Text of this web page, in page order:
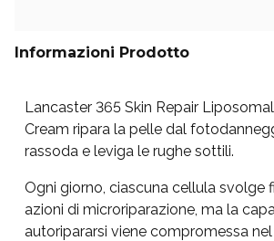
Informazioni Prodotto
Lancaster 365 Skin Repair
Cream ripara la pelle dal
rassoda e leviga le rughe sottili.
Ogni giorno, ciascuna cellula svolge
azioni di microriparazione, ma la
autoripararsi viene compromessa